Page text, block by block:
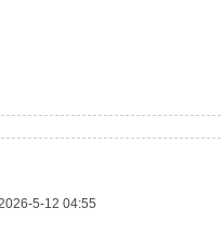
5-12 04:55